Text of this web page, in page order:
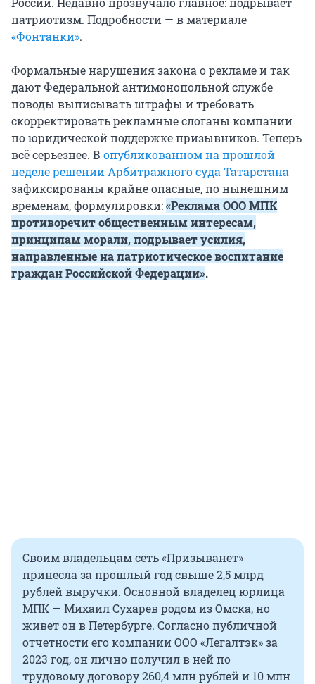
патриотизм. Подробности — в материале
«Фонтанки».
Формальные нарушения закона о рекламе и так
дают Федеральной антимонопольной службе
поводы выписывать штрафы и требовать
скорректировать рекламные слоганы компании
по юридической поддержке призывников. Теперь
всё серьезнее. В опубликованном на прошлой
неделе решении Арбитражного суда Татарстана
зафиксированы крайне опасные, по нынешним
временам, формулировки:«Реклама ООО МПК
противоречит общественным интересам,
принципам морали, подрывает усилия,
направленные на патриотическое воспитание
граждан Российской Федерации».
Своим владельцам сеть «Призыванет»
принесла за прошлый год свыше 2,5 млрд
рублей выручки. Основной владелец юрлица
МПК — Михаил Сухарев родом из Омска, но
живет он в Петербурге. Согласно публичной
отчетности его компании ООО «Легалтэк» за
2023 год, он лично получил в ней по
трудовому договору 260,4 млн рублей и 10 млн